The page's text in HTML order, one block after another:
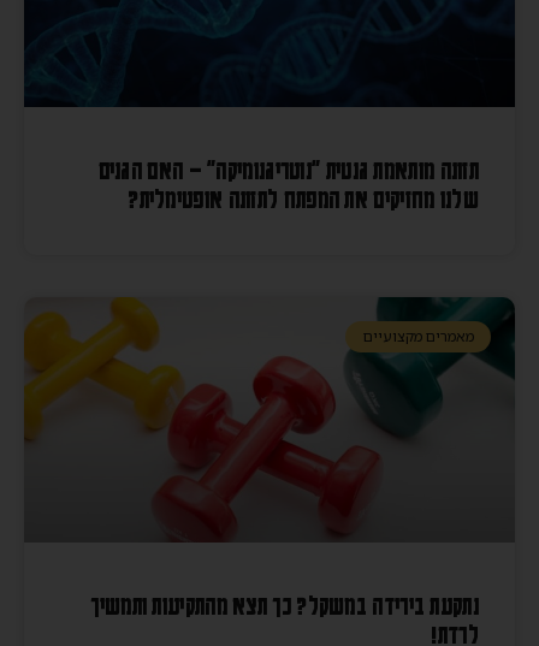
תזונה מותאמת גנטית "נוטריגנומיקה" – האם הגנים
שלנו מחזיקים את המפתח לתזונה אופטימלית?
מאמרים מקצועיים
נתקעת בירידה במשקל? כך תצא מהתקיעות ותמשיך
לרדת!